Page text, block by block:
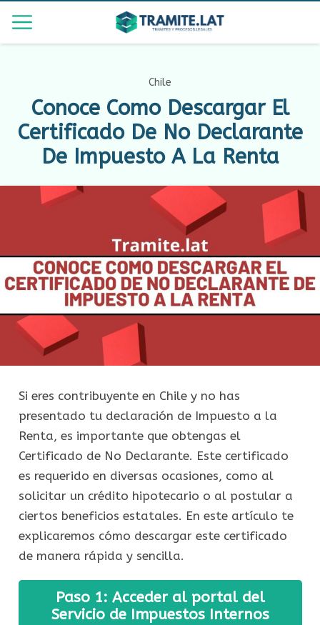
Chile
Conoce Como Descargar El
Certificado De No Declarante
De Impuesto A La Renta
Si eres contribuyente en Chile y no has
presentado tu declaración de Impuesto a la
Renta, es importante que obtengas el
Certificado de No Declarante. Este certificado
es requerido en diversas ocasiones, como al
solicitar un crédito hipotecario o al postular a
ciertos beneficios estatales. En este artículo te
explicaremos cómo descargar este certificado
de manera rápida y sencilla.
Paso 1: Acceder al portal del
Servicio de Impuestos Internos